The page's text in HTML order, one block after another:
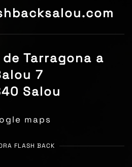
Tarragona a
7
Salou
maps
FLASH BACK